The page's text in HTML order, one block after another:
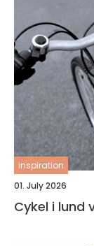
inspiration
01. July 2026